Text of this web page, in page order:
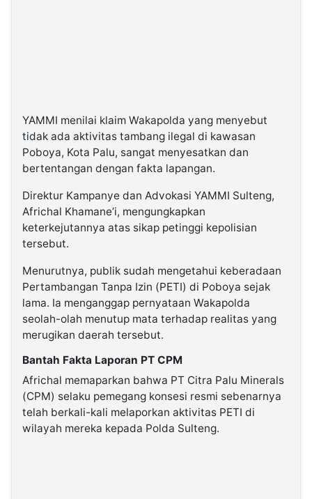
YAMMI menilai klaim Wakapolda yang menyebut
tidak ada aktivitas tambang ilegal di kawasan
Poboya, Kota Palu, sangat menyesatkan dan
bertentangan dengan fakta lapangan.
Direktur Kampanye dan Advokasi YAMMI Sulteng,
Africhal Khamane’i, mengungkapkan
keterkejutannya atas sikap petinggi kepolisian
tersebut.
Menurutnya, publik sudah mengetahui keberadaan
Pertambangan Tanpa Izin (PETI) di Poboya sejak
lama. Ia menganggap pernyataan Wakapolda
seolah-olah menutup mata terhadap realitas yang
merugikan daerah tersebut.
Bantah Fakta Laporan PT CPM
Africhal memaparkan bahwa PT Citra Palu Minerals
(CPM) selaku pemegang konsesi resmi sebenarnya
telah berkali-kali melaporkan aktivitas PETI di
wilayah mereka kepada Polda Sulteng.